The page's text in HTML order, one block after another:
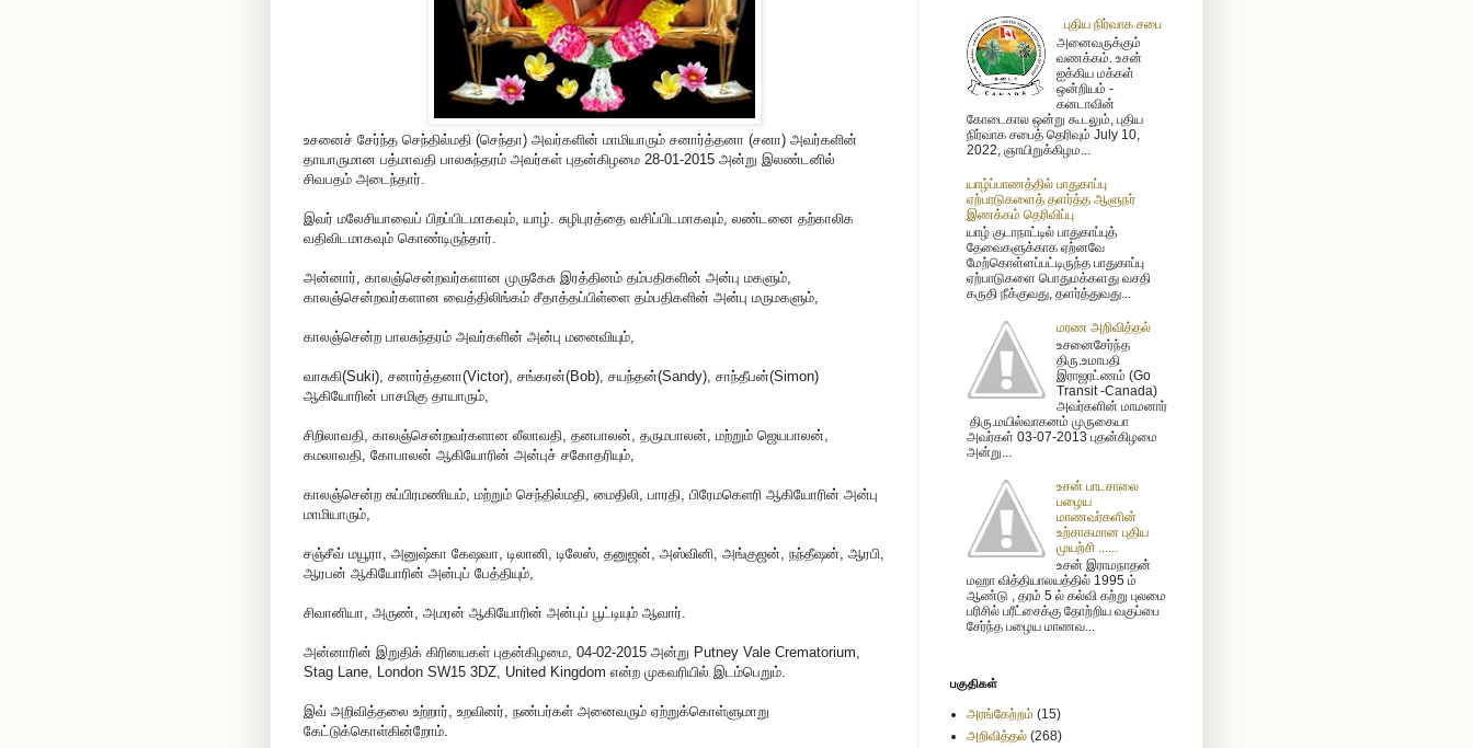
உசனைச் சேர்ந்த செந்தில்மதி (செந்தா) அவர்களின் மாமியாரும் சனார்த்தனா (சனா) அவர்களின்
தாயாருமான பத்மாவதி பாலசுந்தரம் அவர்கள் புதன்கிழமை 28-01-2015 அன்று இலண்டனில்
சிவபதம் அடைந்தார்.
இவர் மலேசியாவைப் பிறப்பிடமாகவும், யாழ். சுழிபுரத்தை வசிப்பிடமாகவும், லண்டனை தற்காலிக
வதிவிடமாகவும் கொண்டிருந்தார்.
அன்னார், காலஞ்சென்றவர்களான முருகேசு இரத்தினம் தம்பதிகளின் அன்பு மகளும்,
காலஞ்சென்றவர்களான வைத்திலிங்கம் சீதாத்தப்பிள்ளை தம்பதிகளின் அன்பு மருமகளும்,
காலஞ்சென்ற பாலசுந்தரம் அவர்களின் அன்பு மனைவியும்,
வாசுகி(Suki), சனார்த்தனா(Victor), சங்கரன்(Bob), சயந்தன்(Sandy), சாந்தீபன்(Simon)
ஆகியோரின் பாசமிகு தாயாரும்,
சிறிலாவதி, காலஞ்சென்றவர்களான லீலாவதி, தனபாலன், தருமபாலன், மற்றும் ஜெயபாலன்,
கமலாவதி, கோபாலன் ஆகியோரின் அன்புச் சகோதரியும்,
காலஞ்சென்ற சுப்பிரமணியம், மற்றும் செந்தில்மதி, மைதிலி, பாரதி, பிரேமகெளரி ஆகியோரின் அன்பு
மாமியாரும்,
சஞ்சீவ் மயூரா, அனுஷ்கா கேஷவா, டிலானி, டிலேஸ், தனுஜன், அஸ்வினி, அங்குஜன், நந்தீஷன், ஆரபி,
ஆரபன் ஆகியோரின் அன்புப் பேத்தியும்,
சிவானியா, அருண், அமரன் ஆகியோரின் அன்புப் பூட்டியும் ஆவார்.
அன்னாரின் இறுதிக் கிரியைகள் புதன்கிழமை, 04-02-2015 அன்று Putney Vale Crematorium,
Stag Lane, London SW15 3DZ, United Kingdom என்ற முகவரியில் இடம்பெறும்.
இவ் அறிவித்தலை உற்றார், உறவினர், நண்பர்கள் அனைவரும் ஏற்றுக்கொள்ளுமாறு
கேட்டுக்கொள்கின்றோம்.
புதிய நிர்வாக சபை
அனைவருக்கும்
வணக்கம். உசன்
ஐக்கிய மக்கள்
ஒன்றியம் -
கனடாவின்
கோடைகால ஒன்று கூடலும், புதிய
நிர்வாக சபைத் தெரிவும் July 10,
2022, ஞாயிறுக்கிழம...
யாழ்ப்பாணத்தில் பாதுகாப்பு
ஏற்பாடுகளைத் தளர்த்த ஆளுநர்
இணக்கம் தெரிவிப்பு
யாழ் குடாநாட்டில் பாதுகாப்புத்
தேவைகளுக்காக ஏற்னவே
மேற்கொள்ளப்பட்டிருந்த பாதுகாப்பு
ஏற்பாடுகளை பொதுமக்களது வசதி
கருதி நீக்குவது, தளர்த்துவது...
மரண அறிவித்தல்
உசனைசேர்ந்த
திரு.உமாபதி
இராஜரட்ணம் (Go
Transit -Canada)
அவர்களின் மாமனார்
திரு.மயில்வாகனம் முருகையா
அவர்கள் 03-07-2013 புதன்கிழமை
அன்று...
உசன் பாடசாலை
பழைய
மாணவர்களின்
உற்சாகமான புதிய
முயற்சி ......
உசன் இராமநாதன்
மஹா வித்தியாலயத்தில் 1995 ம்
ஆண்டு , தரம் 5 ல் கல்வி கற்று புலமை
பரிசில் பரீட்சைக்கு தோற்றிய வகுப்பை
சேர்ந்த பழைய மாணவ...
பகுதிகள்
அரங்கேற்றம் (15)
அறிவித்தல் (268)